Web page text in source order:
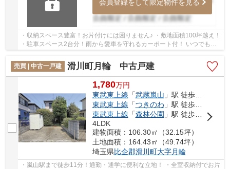
会員登録をして限定物件を見る
・収納スペース豊富！お片付けには困りません♪ ・敷地面積100坪越え！
・駐車スペース2台分！雨から愛車を守れるカーポート付！ いつでもお
気軽にお声がけください♪ 駅からの送迎が必...
売買 | 中古一戸建
滑川町月輪 中古戸建
1,780万円
東武東上線 「武蔵嵐山 」駅 徒歩11分
東武東上線 「つきのわ 」駅 徒歩16分
東武東上線 「森林公園 」駅 徒歩53分
4LDK
建物面積：106.30㎡（32.15坪）
土地面積：164.43㎡（49.74坪）
埼玉県比企郡滑川町大字月輪
・嵐山駅まで徒歩11分！通勤・通学に便利な立地！ ・全室収納付でお片